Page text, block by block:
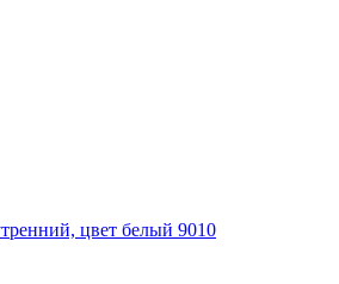
цвет белый 9010